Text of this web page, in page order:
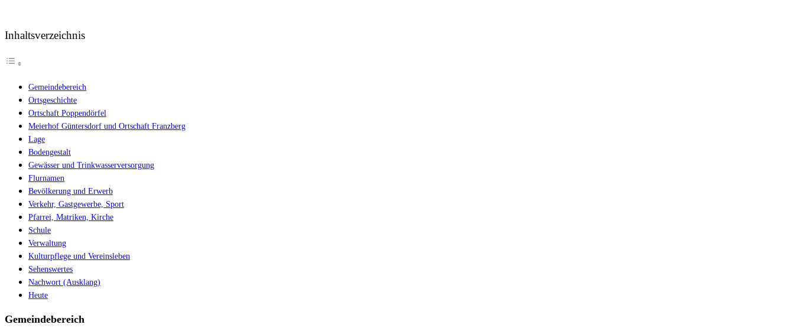
Inhaltsverzeichnis
Gemeindebereich
Ortsgeschichte
Ortschaft Poppendörfel
Meierhof Güntersdorf und Ortschaft Franzberg
Lage
Bodengestalt
Gewässer und Trinkwasserversorgung
Flurnamen
Bevölkerung und Erwerb
Verkehr, Gastgewerbe, Sport
Pfarrei, Matriken, Kirche
Schule
Verwaltung
Kulturpflege und Vereinsleben
Sehenswertes
Nachwort (Ausklang)
Heute
Gemeindebereich